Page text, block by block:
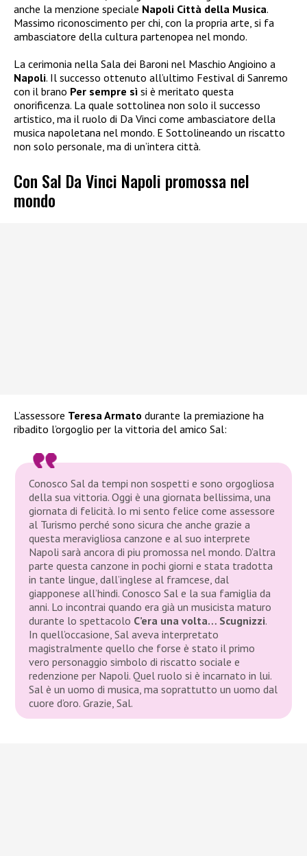
anche la menzione speciale Napoli Città della Musica.
Massimo riconoscimento per chi, con la propria arte, si fa
ambasciatore della cultura partenopea nel mondo.
La cerimonia nella Sala dei Baroni nel Maschio Angioino a
Napoli. Il successo ottenuto all’ultimo Festival di Sanremo
con il brano Per sempre sì si è meritato questa
onorificenza. La quale sottolinea non solo il successo
artistico, ma il ruolo di Da Vinci come ambasciatore della
musica napoletana nel mondo. E Sottolineando un riscatto
non solo personale, ma di un’intera città.
Con Sal Da Vinci Napoli promossa nel
mondo
L’assessore Teresa Armato durante la premiazione ha
ribadito l’orgoglio per la vittoria del amico Sal:
Conosco Sal da tempi non sospetti e sono orgogliosa
della sua vittoria. Oggi è una giornata bellissima, una
giornata di felicità. Io mi sento felice come assessore
al Turismo perché sono sicura che anche grazie a
questa meravigliosa canzone e al suo interprete
Napoli sarà ancora di piu promossa nel mondo. D’altra
parte questa canzone in pochi giorni e stata tradotta
in tante lingue, dall’inglese al framcese, dal
giapponese all’hindi. Conosco Sal e la sua famiglia da
anni. Lo incontrai quando era già un musicista maturo
durante lo spettacolo C’era una volta… Scugnizzi.
In quell’occasione, Sal aveva interpretato
magistralmente quello che forse è stato il primo
vero personaggio simbolo di riscatto sociale e
redenzione per Napoli. Quel ruolo si è incarnato in lui.
Sal è un uomo di musica, ma soprattutto un uomo dal
cuore d’oro. Grazie, Sal.